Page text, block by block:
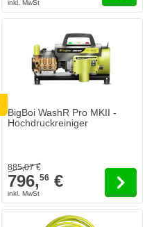
BigBoi WashR Pro MKII -
Hochdruckreiniger
Der Preis hängt von den auf der
885,07€
796,56 €